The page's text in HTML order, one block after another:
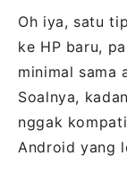
Oh iya, satu
ke HP baru,
minimal sama
Soalnya,
nggak
Android yang